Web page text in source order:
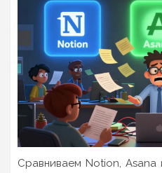
Сравниваем Notion,